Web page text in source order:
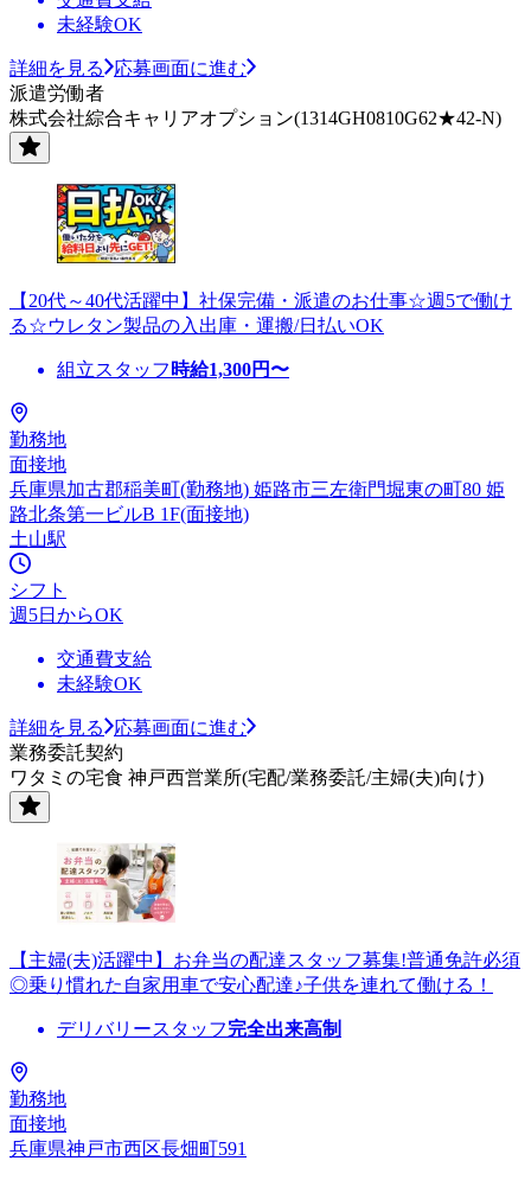
未経験OK
詳細を見る
応募画面に進む
派遣労働者
株式会社綜合キャリアオプション(1314GH0810G62★42-N)
【20代～40代活躍中】社保完備・派遣のお仕事☆週5で働け
る☆ウレタン製品の入出庫・運搬/日払いOK
組立スタッフ 時給1,300円〜
勤務地
面接地
兵庫県加古郡稲美町(勤務地) 姫路市三左衛門堀東の町80 姫
路北条第一ビルB 1F(面接地)
土山駅
シフト
週5日からOK
交通費支給
未経験OK
詳細を見る
応募画面に進む
業務委託契約
ワタミの宅食 神戸西営業所(宅配/業務委託/主婦(夫)向け)
【主婦(夫)活躍中】お弁当の配達スタッフ募集!普通免許必須
◎乗り慣れた自家用車で安心配達♪子供を連れて働ける！
デリバリースタッフ完全出来高制
勤務地
面接地
兵庫県神戸市西区長畑町591